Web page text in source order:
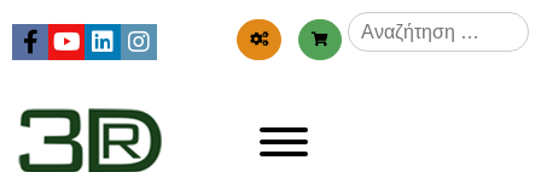
Αναζήτηση
για: